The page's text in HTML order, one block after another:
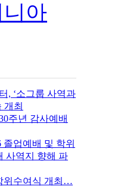
아
, ‘소그룹 사역과
개최
주년 감사예배
졸업예배 및 학위
사역지 향해 파
위수여식 개최…